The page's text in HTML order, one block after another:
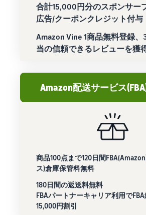
合計15,000円分のスポンサー
広告/クーポンクレジット付与
Amazon Vine 1商品無料登録
当の信頼できるレビューを獲
Amazon配送サービス
商品100点まで120日間
ス)倉庫保管料無料
180日間の返送料無料
FBAパートナーキャリア利用で
15,000円割引